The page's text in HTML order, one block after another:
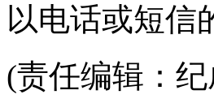
以电话或短信
(责任编辑：